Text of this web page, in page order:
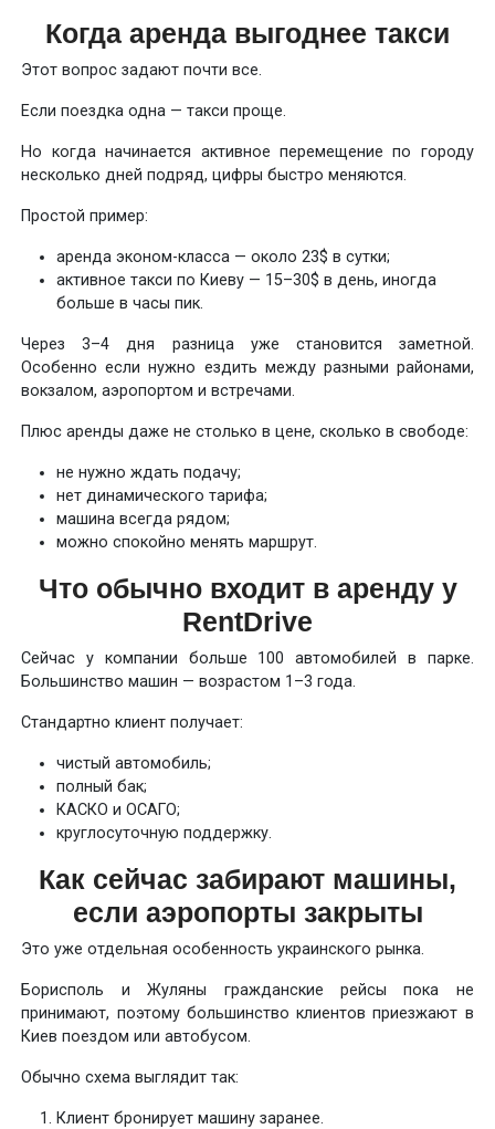
Когда аренда выгоднее такси
Этот вопрос задают почти все.
Если поездка одна — такси проще.
Но когда начинается активное перемещение по городу
несколько дней подряд, цифры быстро меняются.
Простой пример:
аренда эконом-класса — около 23$ в сутки;
активное такси по Киеву — 15–30$ в день, иногда
больше в часы пик.
Через 3–4 дня разница уже становится заметной.
Особенно если нужно ездить между разными районами,
вокзалом, аэропортом и встречами.
Плюс аренды даже не столько в цене, сколько в свободе:
не нужно ждать подачу;
нет динамического тарифа;
машина всегда рядом;
можно спокойно менять маршрут.
Что обычно входит в аренду у
RentDrive
Сейчас у компании больше 100 автомобилей в парке.
Большинство машин — возрастом 1–3 года.
Стандартно клиент получает:
чистый автомобиль;
полный бак;
КАСКО и ОСАГО;
круглосуточную поддержку.
Как сейчас забирают машины,
если аэропорты закрыты
Это уже отдельная особенность украинского рынка.
Борисполь и Жуляны гражданские рейсы пока не
принимают, поэтому большинство клиентов приезжают в
Киев поездом или автобусом.
Обычно схема выглядит так:
Клиент бронирует машину заранее.